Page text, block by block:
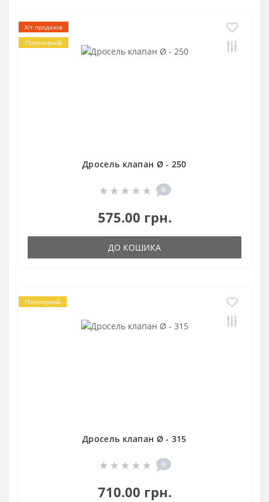
Хіт продажів
Популярний
Дросель клапан Ø - 250
0
575.00 грн.
ДО КОШИКА
Популярний
Дросель клапан Ø - 315
0
710.00 грн.